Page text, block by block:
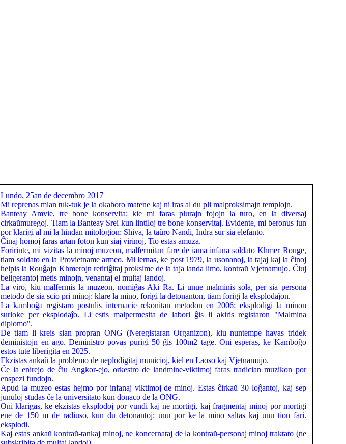
Lundo, 25an de decembro 2017
Mi reprenas mian tuk-tuk je la okahoro matene kaj ni iras al du pli malproksimajn templojn.
Banteay Amvie, tre bone konservita: kie mi faras plurajn fojojn la turo, en la diversaj
cirkaŭmuregoj. Tiam la Banteay Srei kun lintiloj tre bone konservitaj. Evidente, mi beronus iun
por klarigi al mi la hindan mitologion: Shiva, la taŭro Nandi, Indra sur sia elefanto.
Ĉinaj homoj faras artan foton kun siaj virinoj, Tio estas amuza.
Foririnte, mi vizitas la minoj muzeon, malfermitan fare de iama infana soldato Khmer Rouge,
tiam soldato en la Provietname armeo. Mi lernas, ke post 1979, la usonanoj, la tajaj kaj la ĉinoj
helpis la Rouĝajn Khmerojn retiriĝitaj proksime de la taja landa limo, kontraŭ Vjetnamujo. Ĉiuj
beligerantoj metis minojn, venantaj el multaj landoj.
La viro, kiu malfermis la muzeon, nomiĝas Aki Ra. Li unue malminis sola, per sia persona
metodo de sia scio pri minoj: klare la mino, forigi la detonanton, tiam forigi la eksplodaĵon.
La kamboĝa registaro postulis internacie rekonitan metodon en 2006: eksplodigi la minon
surloke per eksplodaĵo. Li estis malpermesita de labori ĝis li akiris registaron "Malmina
diplomo".
De tiam li kreis sian propran ONG (Neregistaran Organizon), kiu nuntempe havas tridek
deministojn en ago. Deministro povas purigi 50 ĝis 100m2 tage. Oni esperas, ke Kamboĝo
estos tute liberigita en 2025.
Ekzistas ankaŭ la problemo de neplodigitaj municioj, kiel en Laoso kaj Vjetnamujo.
Ĉe la enirejo de ĉiu Angkor-ejo, orkestro de landmine-viktimoj faras tradician muzikon por
enspezi fundojn.
Apud la muzeo estas hejmo por infanaj viktimoj de minoj. Estas ĉirkaŭ 30 loĝantoj, kaj sep
junuloj studas ĉe la universitato kun donaco de la ONG.
Oni klarigas, ke ekzistas eksplodoj por vundi kaj ne mortigi, kaj fragmentaj minoj por mortigi
ene de 150 m de radiuso, kun du detonantoj: unu por ke la mino saltas kaj unu tion fari.
eksplodi.
Kaj estas ankaŭ kontraŭ-tankaj minoj, ne koncernataj de la kontraŭ-personaj minoj traktato (ne